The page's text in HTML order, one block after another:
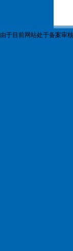
由于目前网站处于备案审